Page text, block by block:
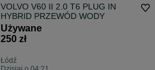
VOLVO V60 II 2.0 T6 PLUG IN
HYBRID PRZEWÓD WODY
Używane
250 zł
Łódź